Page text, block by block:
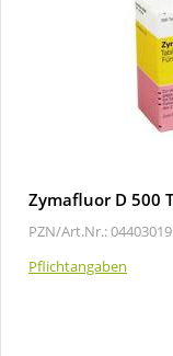
Zymafluor D 500
PZN/Art.Nr.:
Pflichtangaben